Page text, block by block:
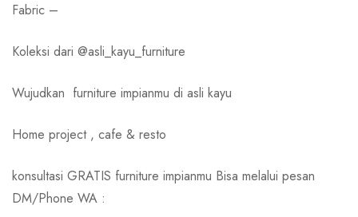
Fabric –
Koleksi dari @asli_kayu_furniture
Wujudkan furniture impianmu di asli kayu
Home project , cafe & resto
konsultasi GRATIS furniture impianmu Bisa melalui pesan
DM/Phone WA :